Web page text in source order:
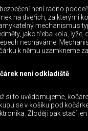
není radno
na dveřích, za kterými
mechanismus
jako třeba kola, lyže,
necháváme.
k němu uzamkneme
není odkladiště
si to uvědomujeme,
se v košíku pod
Zloději pak stačí